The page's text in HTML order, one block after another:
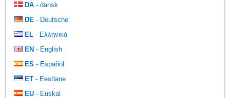
DA - dansk
DE - Deutsche
EL - Ελληνικά
EN - English
ES - Español
ET - Eestlane
EU - Euskal